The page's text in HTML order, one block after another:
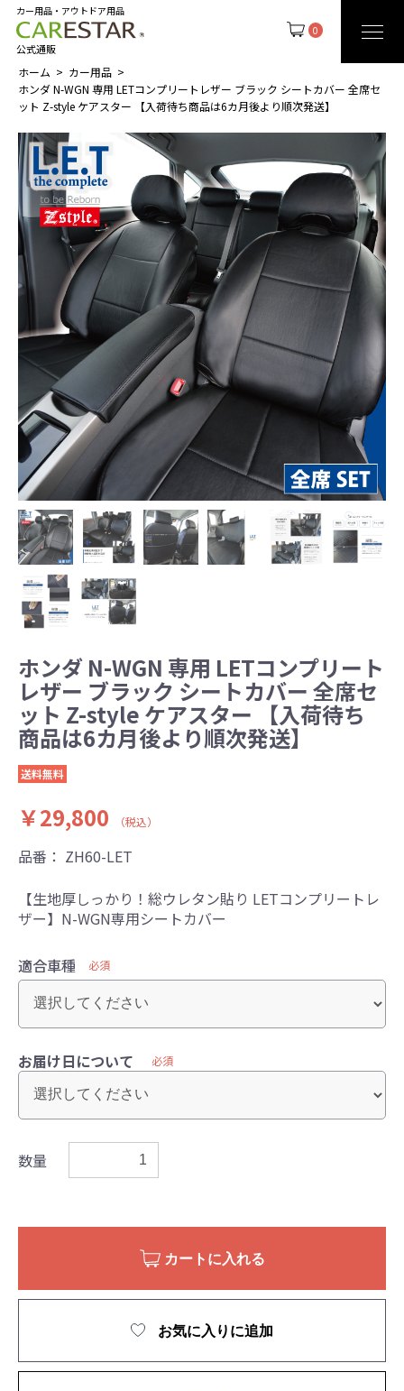
0
カー用品・アウトドア用品
公式通販
ホーム
カー用品
ホンダ N-WGN 専用 LETコンプリートレザー ブラック シートカバー 全席セ
ット Z-style ケアスター 【入荷待ち商品は6カ月後より順次発送】
ホンダ N-WGN 専用 LETコンプリート
レザー ブラック シートカバー 全席セ
ット Z-style ケアスター 【入荷待ち
商品は6カ月後より順次発送】
送料無料
￥29,800 （税込）
品番： ZH60-LET
【生地厚しっかり！総ウレタン貼り LETコンプリートレ
ザー】N-WGN専用シートカバー
適合車種 必須
お届け日について 必須
数量
カートに入れる
お気に入りに追加